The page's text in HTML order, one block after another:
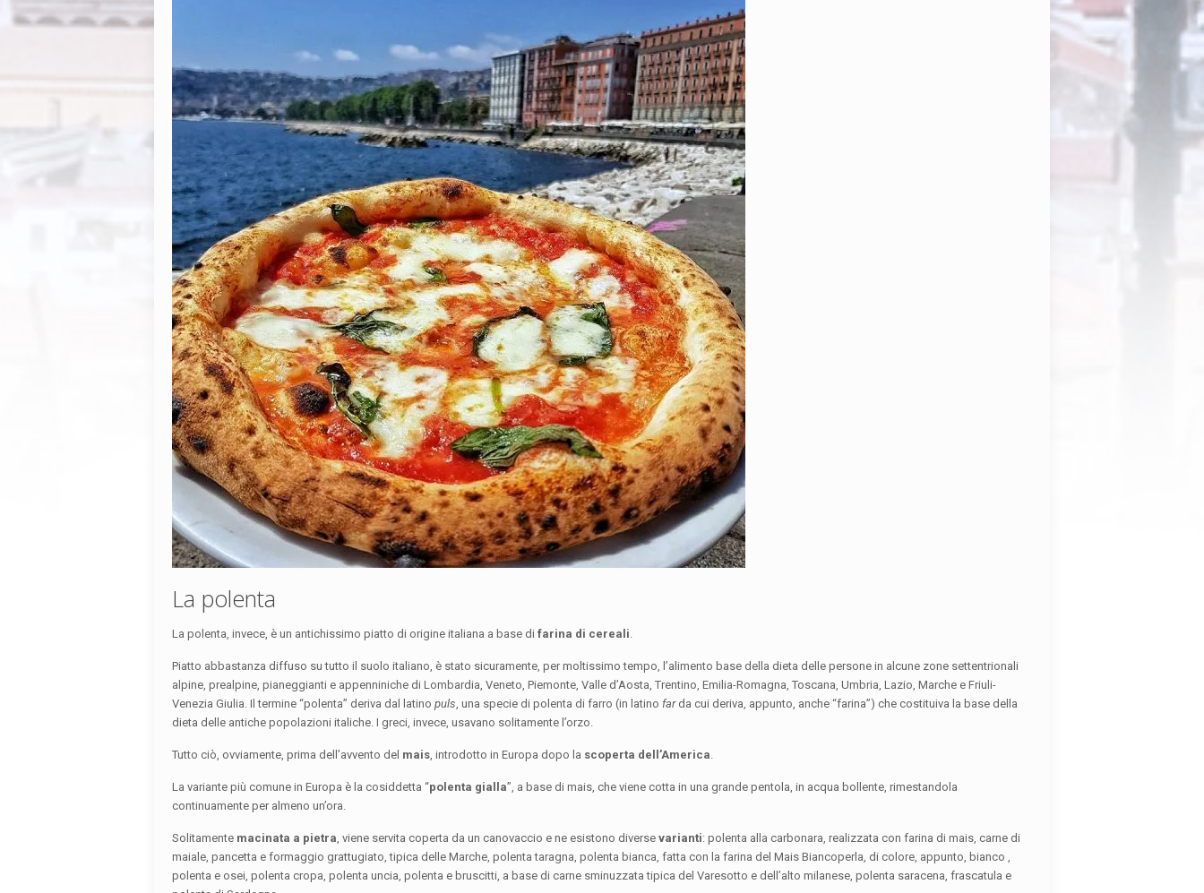
La polenta
La polenta, invece, è un antichissimo piatto di origine italiana a base di farina di cereali.
Piatto abbastanza diffuso su tutto il suolo italiano, è stato sicuramente, per moltissimo tempo, l’alimento base della dieta delle persone in alcune zone settentrionali
alpine, prealpine, pianeggianti e appenniniche di Lombardia, Veneto, Piemonte, Valle d’Aosta, Trentino, Emilia-Romagna, Toscana, Umbria, Lazio, Marche e Friuli-
Venezia Giulia. Il termine “polenta” deriva dal latino puls, una specie di polenta di farro (in latino farda cui deriva, appunto, anche “farina”) che costituiva la base della
dieta delle antiche popolazioni italiche. I greci, invece, usavano solitamente l’orzo.
Tutto ciò, ovviamente, prima dell’avvento del mais, introdotto in Europa dopo la scoperta dell’America.
La variante più comune in Europa è la cosiddetta “polenta gialla”, a base di mais, che viene cotta in una grande pentola, in acqua bollente, rimestandola
continuamente per almeno un’ora.
Solitamente macinata a pietra, viene servita coperta da un canovaccio e ne esistono diverse varianti: polenta alla carbonara, realizzata con farina di mais, carne di
maiale, pancetta e formaggio grattugiato, tipica delle Marche, polenta taragna, polenta bianca, fatta con la farina del Mais Biancoperla, di colore, appunto, bianco ,
polenta e osei, polenta cropa, polenta uncia, polenta e bruscitti, a base di carne sminuzzata tipica del Varesotto e dell’alto milanese, polenta saracena, frascatula e